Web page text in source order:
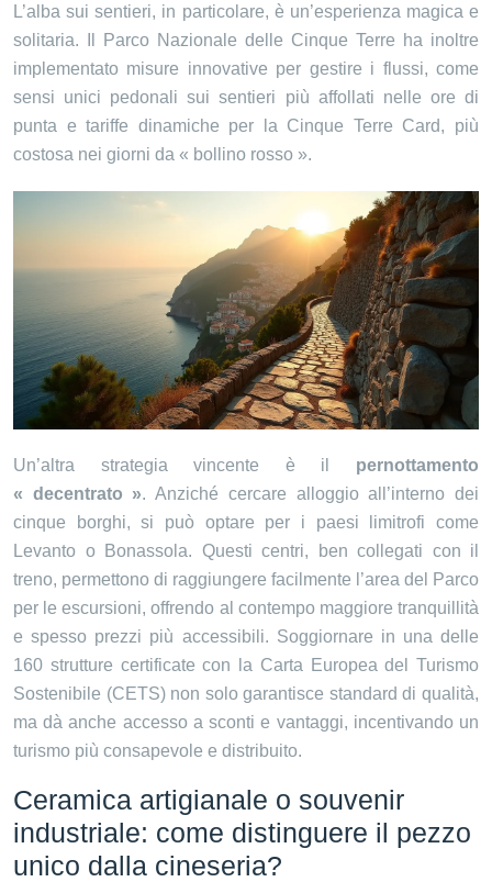
L’alba sui sentieri, in particolare, è un’esperienza magica e
solitaria. Il Parco Nazionale delle Cinque Terre ha inoltre
implementato misure innovative per gestire i flussi, come
sensi unici pedonali sui sentieri più affollati nelle ore di
punta e tariffe dinamiche per la Cinque Terre Card, più
costosa nei giorni da « bollino rosso ».
Un’altra strategia vincente è il pernottamento
« decentrato ». Anziché cercare alloggio all’interno dei
cinque borghi, si può optare per i paesi limitrofi come
Levanto o Bonassola. Questi centri, ben collegati con il
treno, permettono di raggiungere facilmente l’area del Parco
per le escursioni, offrendo al contempo maggiore tranquillità
e spesso prezzi più accessibili. Soggiornare in una delle
160 strutture certificate con la Carta Europea del Turismo
Sostenibile (CETS) non solo garantisce standard di qualità,
ma dà anche accesso a sconti e vantaggi, incentivando un
turismo più consapevole e distribuito.
Ceramica artigianale o souvenir
industriale: come distinguere il pezzo
unico dalla cineseria?